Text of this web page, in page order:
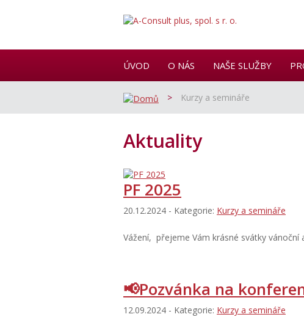
ÚVOD O NÁS NAŠE SLUŽBY
> Kurzy a semináře
Aktuality
PF 2025
20.12.2024 - Kategorie: Kurzy a semináře
Vážení, přejeme Vám krásné svátky
📢Pozvánka na
12.09.2024 - Kategorie: Kurzy a semináře